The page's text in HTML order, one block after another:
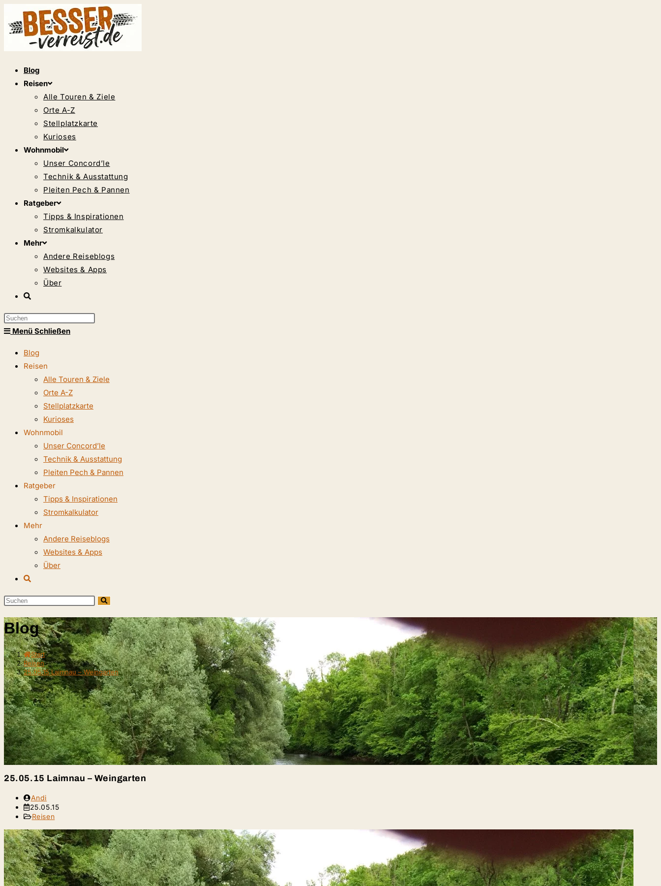
Inhalt
springen
Blog
Reisen
Alle Touren & Ziele
Orte A-Z
Stellplatzkarte
Kurioses
Wohnmobil
Unser Concord’le
Technik & Ausstattung
Pleiten Pech & Pannen
Ratgeber
Tipps & Inspirationen
Stromkalkulator
Mehr
Andere Reiseblogs
Websites & Apps
Über
Website-
umschalten
Press
search
Menü Schließen
Blog
Reisen
Alle Touren & Ziele
Orte A-Z
Stellplatzkarte
Kurioses
Wohnmobil
Unser Concord’le
Technik & Ausstattung
Pleiten Pech & Pannen
Ratgeber
Tipps & Inspirationen
Stromkalkulator
Mehr
Andere Reiseblogs
Websites & Apps
Über
Website-
umschalten
Diese
durchsuchen
Blog
Start>
Reisen>
25.05.15 Laimnau – Weingarten
25.05.15 Laimnau – Weingarten
Beitrags-
Autor:
Andi
Beitrag
veröffentlicht:
25.05.15
Beitrags-
Reisen